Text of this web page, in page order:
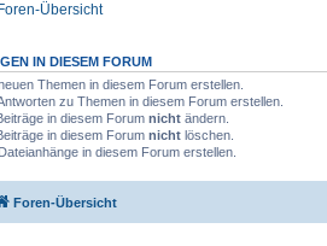
Übersicht
IN DIESEM FORUM
Themen in diesem Forum erstellen.
zu Themen in diesem Forum erstellen.
in diesem Forum nicht ändern.
in diesem Forum nicht löschen.
Dateianhänge in diesem Forum erstellen.
Foren-Übersicht